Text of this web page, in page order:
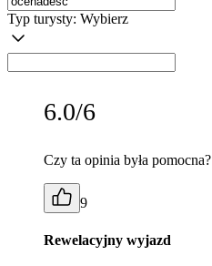
Typ turysty: Wybierz
6.0/6
Czy ta opinia była pomocna?
9
Rewelacyjny wyjazd